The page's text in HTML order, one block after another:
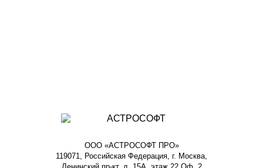
ООО «АСТРОСОФТ ПРО»
119071, Российская Федерация, г. Москва,